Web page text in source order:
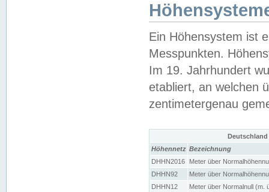
Ein Höhensystem ist
Messpunkten.
Im 19. Jahrhundert
etabliert, an welchen
zentimetergenau
Höhennetz Bezeichnung
DHHN2016
Meter über
DHHN92
Meter über
DHHN12
Meter über Normalnull (m.